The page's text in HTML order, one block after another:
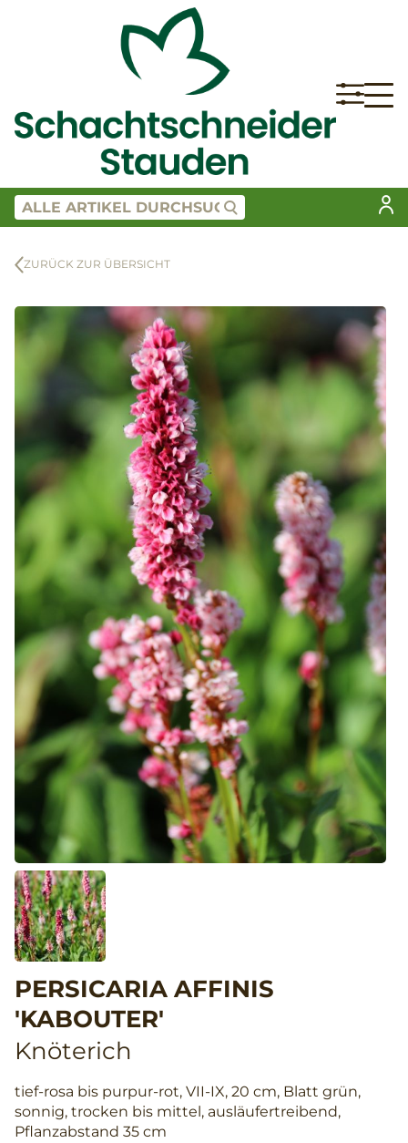
ZURÜCK ZUR ÜBERSICHT
PERSICARIA AFFINIS
'KABOUTER'
Knöterich
tief-rosa bis purpur-rot, VII-IX, 20 cm, Blatt grün,
sonnig, trocken bis mittel, ausläufertreibend,
Pflanzabstand 35 cm